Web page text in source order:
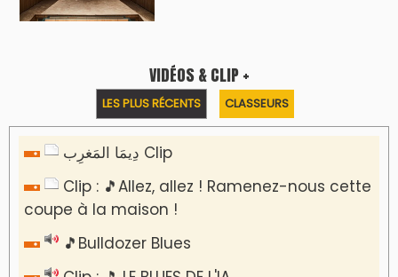
Nizar Baraka préside à Marrakech une
l’équité territoriale
​Lancement de la plateforme “Observatoire
des projets” du Ministère de l’Équipement et